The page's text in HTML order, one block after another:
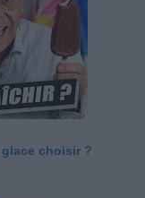
choisir ?